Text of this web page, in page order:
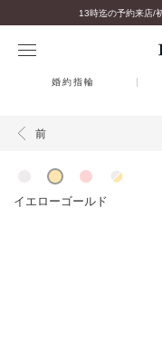
婚約指輪
前
イエローゴールド